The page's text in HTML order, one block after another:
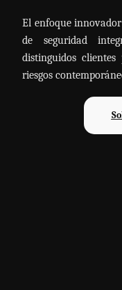
El enfoque
de seguridad
distinguidos
riesgos